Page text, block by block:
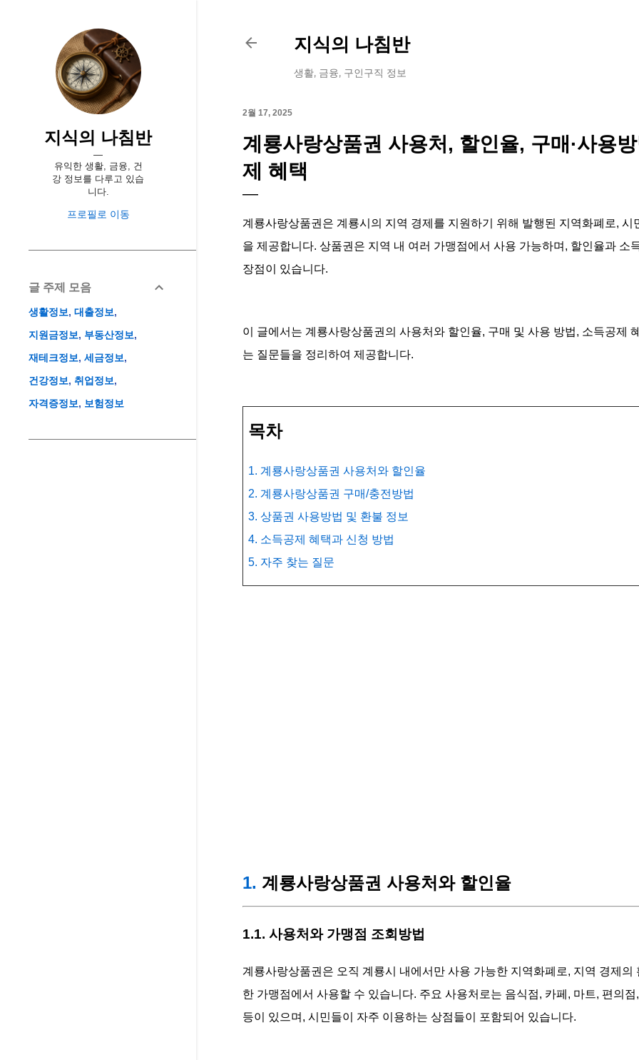
지식의 나침반
생활, 금융, 구인구직 정보
2월 17, 2025
계룡사랑상품권 사용처, 할인율, 구매·사용
제 혜택
계룡사랑상품권은 계룡시의 지역 경제를 지원하기 위해 발행된 지역화폐로, 시
을 제공합니다. 상품권은 지역 내 여러 가맹점에서 사용 가능하며, 할인율과 소
장점이 있습니다.
이 글에서는 계룡사랑상품권의 사용처와 할인율, 구매 및 사용 방법, 소득공제
는 질문들을 정리하여 제공합니다.
목차
1. 계룡사랑상품권 사용처와 할인율
2. 계룡사랑상품권 구매/충전방법
3. 상품권 사용방법 및 환불 정보
4. 소득공제 혜택과 신청 방법
5. 자주 찾는 질문
1. 계룡사랑상품권 사용처와 할인율
1.1. 사용처와 가맹점 조회방법
계룡사랑상품권은 오직 계룡시 내에서만 사용 가능한 지역화폐로, 지역 경제의
한 가맹점에서 사용할 수 있습니다. 주요 사용처로는 음식점, 카페, 마트, 편의
등이 있으며, 시민들이 자주 이용하는 상점들이 포함되어 있습니다.
지식의 나침반
유익한 생활, 금융, 건
강 정보를 다루고 있습
니다.
프로필로 이동
글 주제 모음
생활정보
대출정보
지원금정보
부동산정보
재테크정보
세금정보
건강정보
취업정보
자격증정보
보험정보